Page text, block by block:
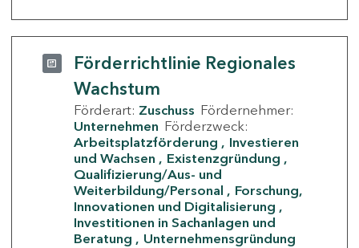
Förderrichtlinie Regionales
Wachstum
Förderart: Zuschuss Fördernehmer:
Unternehmen Förderzweck:
Arbeitsplatzförderung
Investieren
und Wachsen
Existenzgründung
Qualifizierung/Aus- und
Weiterbildung/Personal
Forschung,
Innovationen und Digitalisierung
Investitionen in Sachanlagen und
Beratung
Unternehmensgründung